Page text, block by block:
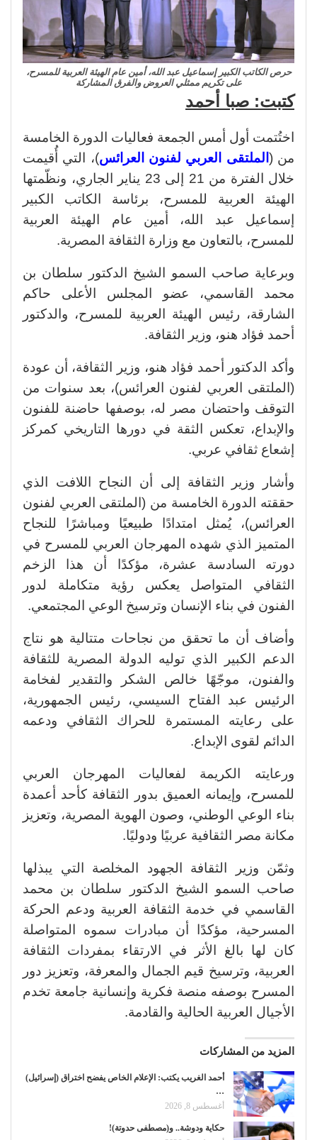
حرص الكاتب الكبير إسماعيل عبد الله، أمين عام الهيئة العربية للمسرح،
على تكريم ممثلي العروض والفرق المشاركة
كتبت: صبا أحمد
اختُتمت أول أمس الجمعة فعاليات الدورة الخامسة
من ( الملتقى العربي لفنون العرائس)، التي أُقيمت
خلال الفترة من 21 إلى 23 يناير الجاري، ونظّمتها
الهيئة العربية للمسرح، برئاسة الكاتب الكبير
إسماعيل عبد الله، أمين عام الهيئة العربية
للمسرح، بالتعاون مع وزارة الثقافة المصرية.
وبرعاية صاحب السمو الشيخ الدكتور سلطان بن
محمد القاسمي، عضو المجلس الأعلى حاكم
الشارقة، رئيس الهيئة العربية للمسرح، والدكتور
أحمد فؤاد هنو، وزير الثقافة.
وأكد الدكتور أحمد فؤاد هنو، وزير الثقافة، أن عودة
(الملتقى العربي لفنون العرائس)، بعد سنوات من
التوقف واحتضان مصر له، بوصفها حاضنة للفنون
والإبداع، تعكس الثقة في دورها التاريخي كمركز
إشعاع ثقافي عربي.
وأشار وزير الثقافة إلى أن النجاح اللافت الذي
حققته الدورة الخامسة من (الملتقى العربي لفنون
العرائس)، يُمثل امتدادًا طبيعيًا ومباشرًا للنجاح
المتميز الذي شهده المهرجان العربي للمسرح في
دورته السادسة عشرة، مؤكدًا أن هذا الزخم
الثقافي المتواصل يعكس رؤية متكاملة لدور
الفنون في بناء الإنسان وترسيخ الوعي المجتمعي.
وأضاف أن ما تحقق من نجاحات متتالية هو نتاج
الدعم الكبير الذي توليه الدولة المصرية للثقافة
والفنون، موجّهًا خالص الشكر والتقدير لفخامة
الرئيس عبد الفتاح السيسي، رئيس الجمهورية،
على رعايته المستمرة للحراك الثقافي ودعمه
الدائم لقوى الإبداع.
ورعايته الكريمة لفعاليات المهرجان العربي
للمسرح، وإيمانه العميق بدور الثقافة كأحد أعمدة
بناء الوعي الوطني، وصون الهوية المصرية، وتعزيز
مكانة مصر الثقافية عربيًا ودوليًا.
وثمّن وزير الثقافة الجهود المخلصة التي يبذلها
صاحب السمو الشيخ الدكتور سلطان بن محمد
القاسمي في خدمة الثقافة العربية ودعم الحركة
المسرحية، مؤكدًا أن مبادرات سموه المتواصلة
كان لها بالغ الأثر في الارتقاء بمفردات الثقافة
العربية، وترسيخ قيم الجمال والمعرفة، وتعزيز دور
المسرح بوصفه منصة فكرية وإنسانية جامعة تخدم
الأجيال العربية الحالية والقادمة.
المزيد من المشاركات
أحمد الغريب يكتب: الإعلام الخاص يفضح اختراق (إسرائيل)
…
أغسطس 8, 2026
حكاية ودوشة.. و(مصطفى حدوتة)!